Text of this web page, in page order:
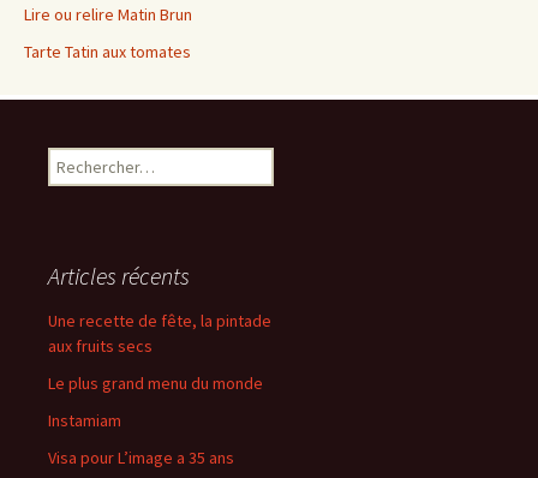
Lire ou relire Matin Brun
Tarte Tatin aux tomates
Rechercher :
Articles récents
Une recette de fête, la pintade
aux fruits secs
Le plus grand menu du monde
Instamiam
Visa pour L’image a 35 ans